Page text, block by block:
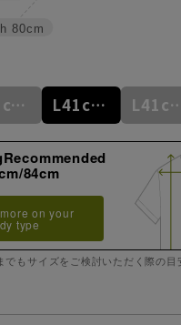
80cm
L41cm/80cm L41cm/82cm
84cm
on your
type
でもサイズをご検討いただく際の目